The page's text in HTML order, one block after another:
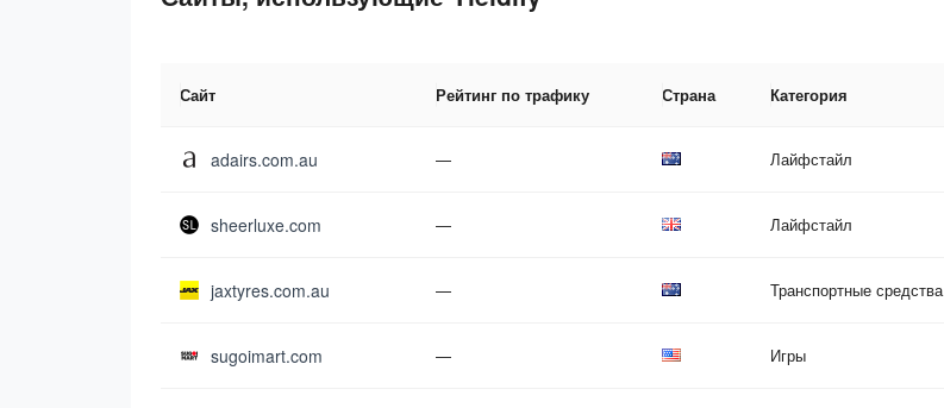
Сайт Рейтинг по трафику Страна Категория
adairs.com.au — Лайфстайл
sheerluxe.com — Лайфстайл
jaxtyres.com.au — Транспортные средства
sugoimart.com — Игры